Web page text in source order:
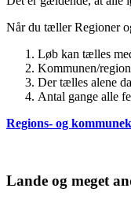
Når du tæller Regioner
Løb kan tælles
Kommunen/
Der tælles alene
Antal gange alle
Regions- og
Lande og meget